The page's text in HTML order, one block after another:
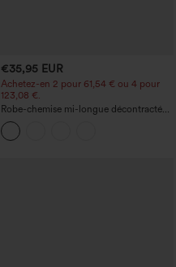
€35,95 EUR
Achetez-en 2 pour 61,54 € ou 4 pour
123,08 €.
Robe-chemise mi-longue décontractée
à col, mancherons, ceinturée, ourlet
fendu incurvé et poches